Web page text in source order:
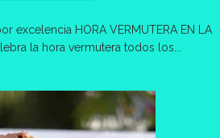
excelencia HORA VERMUTERA EN LA
la hora vermutera todos los...